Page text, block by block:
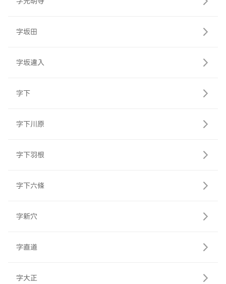
字坂田
字坂違入
字下
字下川原
字下羽根
字下六條
字新穴
字直道
字大正